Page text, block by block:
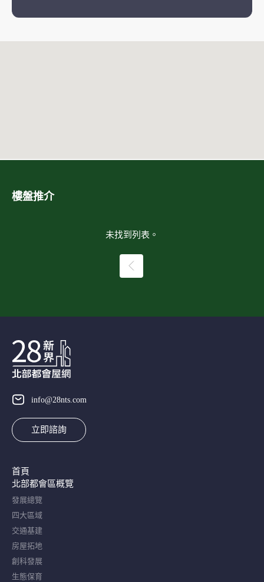
樓盤推介
未找到列表。
info@28nts.com
立即諮詢
首頁
北部都會區概覽​
發展總覽
四大區域
交通基建
房屋拓地
創科發展
生態保育